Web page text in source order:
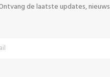
de laatste updates,